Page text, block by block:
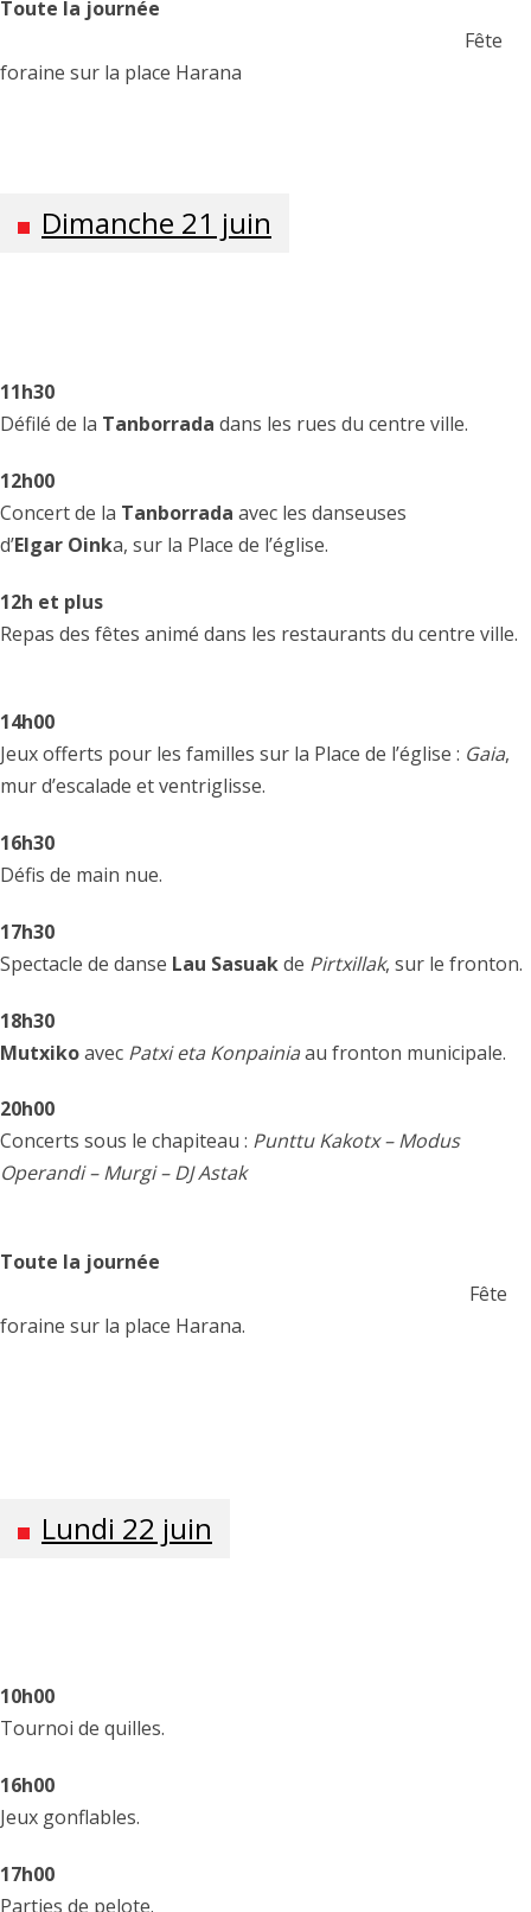
Toute la journée
Fête
foraine sur la place Harana
Dimanche 21 juin
11h30
Défilé de la Tanborrada dans les rues du centre ville.
12h00
Concert de la Tanborrada avec les danseuses
d’Elgar Oinka, sur la Place de l’église.
12h et plus
Repas des fêtes animé dans les restaurants du centre ville.
14h00
Jeux offerts pour les familles sur la Place de l’église : Gaia,
mur d’escalade et ventriglisse.
16h30
Défis de main nue.
17h30
Spectacle de danse Lau Sasuakde Pirtxillak, sur le fronton.
18h30
Mutxikoavec Patxi eta Konpainiaau fronton municipale.
20h00
Concerts sous le chapiteau : Punttu Kakotx – Modus
Operandi – Murgi – DJ Astak
Toute la journée
Fête
foraine sur la place Harana.
Lundi 22 juin
10h00
Tournoi de quilles.
16h00
Jeux gonflables.
17h00
Parties de pelote.